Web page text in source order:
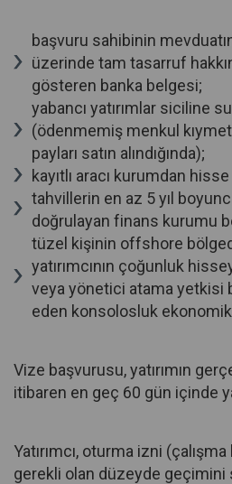
başvuru sahibinin
üzerinde tam tasarruf
gösteren banka belgesi;
yabancı yatırımlar siciline
(ödenmemiş menkul
payları satın alındığında);
kayıtlı aracı kurumdan
tahvillerin en az 5 yıl
doğrulayan finans kurumu
tüzel kişinin offshore
yatırımcının çoğunluk
veya yönetici atama yetkisi
eden konsolosluk
Vize başvurusu, yatırımın
itibaren en geç 60 gün içinde
Yatırımcı, oturma izni
gerekli olan düzeyde geçimini